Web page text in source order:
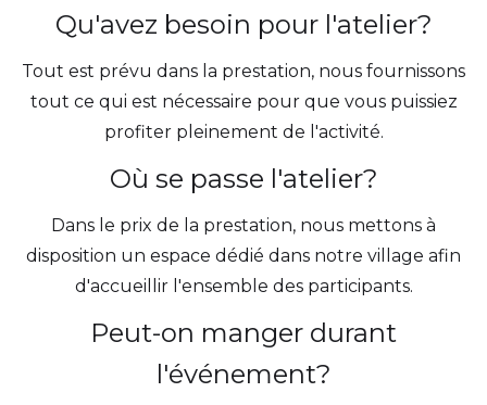
Qu'avez besoin pour l'atelier?
Tout est prévu dans la prestation, nous fournissons
tout ce qui est nécessaire pour que vous puissiez
profiter pleinement de l'activité.
Où se passe l'atelier?
Dans le prix de la prestation, nous mettons à
disposition un espace dédié dans notre village afin
d'accueillir l'ensemble des participants.
Peut-on manger durant
l'événement?